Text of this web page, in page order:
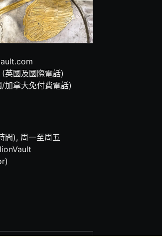
(英國及國際電話)
/加拿大免付費電話)
), 周一至周五